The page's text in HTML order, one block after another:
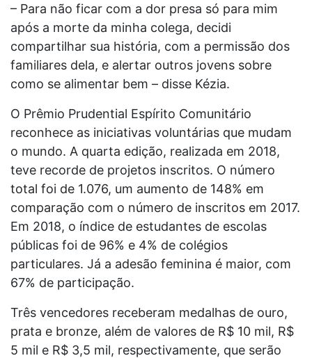
– Para não ficar com a dor presa só para mim
após a morte da minha colega, decidi
compartilhar sua história, com a permissão dos
familiares dela, e alertar outros jovens sobre
como se alimentar bem – disse Kézia.
O Prêmio Prudential Espírito Comunitário
reconhece as iniciativas voluntárias que mudam
o mundo. A quarta edição, realizada em 2018,
teve recorde de projetos inscritos. O número
total foi de 1.076, um aumento de 148% em
comparação com o número de inscritos em 2017.
Em 2018, o índice de estudantes de escolas
públicas foi de 96% e 4% de colégios
particulares. Já a adesão feminina é maior, com
67% de participação.
Três vencedores receberam medalhas de ouro,
prata e bronze, além de valores de R$ 10 mil, R$
5 mil e R$ 3,5 mil, respectivamente, que serão